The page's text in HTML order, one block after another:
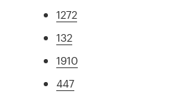
1272
132
1910
447